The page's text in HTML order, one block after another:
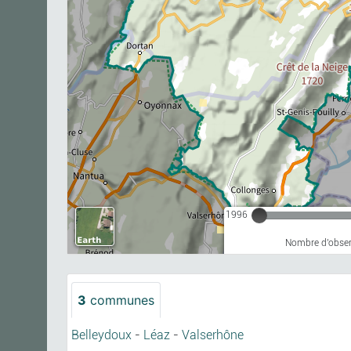
1996
Nombre
3 communes
Belleydoux - Léaz - Valserhône